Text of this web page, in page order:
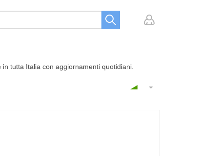
in tutta Italia con aggiornamenti quotidiani.